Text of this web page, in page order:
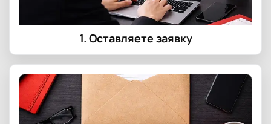
1. Оставляете заявку